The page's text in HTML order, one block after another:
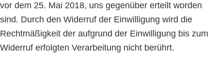
vor dem 25. Mai 2018, uns gegenüber erteilt worden
sind. Durch den Widerruf der Einwilligung wird die
Rechtmäßigkeit der aufgrund der Einwilligung bis zum
Widerruf erfolgten Verarbeitung nicht berührt.